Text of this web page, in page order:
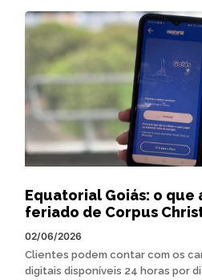
Equatorial Goiás: o que
feriado de Corpus
02/06/2026
Clientes podem contar com os
digitais disponíveis 24 horas por